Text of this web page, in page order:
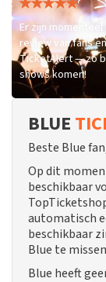
Er zijn
review van fans
TicketAlert — zo
shows komen!
BLUE
Beste Blue
Op dit
beschikbaar
automatisch
beschikbaar
Blue te
Blue heeft